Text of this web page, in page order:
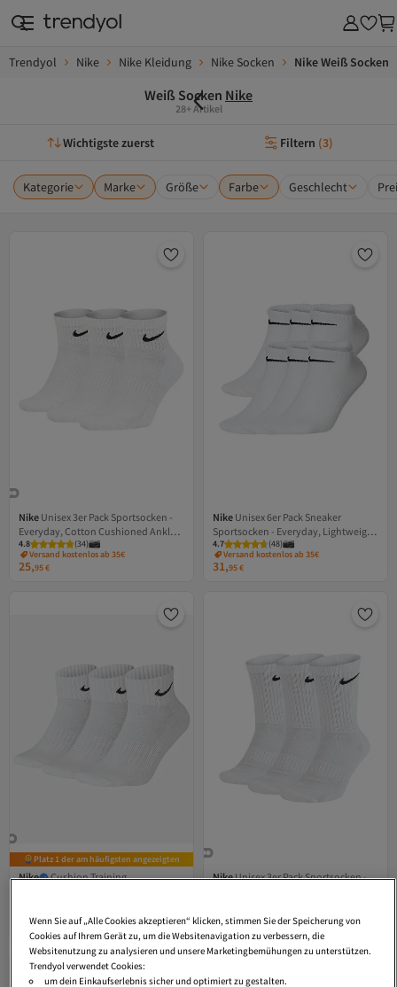
Trendyol Nike Nike Kleidung Nike Socken Nike Weiß Socken
Weiß Socken Nike
28+ Artikel
Wichtigste zuerst Filtern (3)
Kategorie Marke Größe Farbe Geschlecht
Nike Unisex 3er Pack Sportsocken -
Everyday, Cotton Cushioned Ankle,
einfarbig
4.8 (34)
Versand kostenlos ab 35€
25,95€
Nike Unisex 6er Pack Sneaker
Sportsocken - Everyday, Lightweight
No Show, einfarbig
4.7 (48)
Versand kostenlos ab 35€
31,95€
Platz 1 der am häufigsten angezeigten
Nike
Cushion Training
18,29€
NikeUnisex 3er Pack Sportsocken -
25,95€
Wenn Sie auf „Alle Cookies akzeptieren“ klicken, stimmen Sie der Speicherung von
Cookies auf Ihrem Gerät zu, um die Websitenavigation zu verbessern, die
Websitenutzung zu analysieren und unsere Marketingbemühungen zu unterstützen.
Trendyol verwendet Cookies:
um dein Einkaufserlebnis sicher und optimiert zu gestalten.